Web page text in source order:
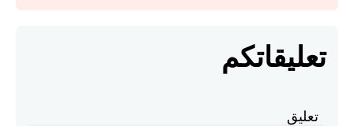
تعليقاتكم
تعليق